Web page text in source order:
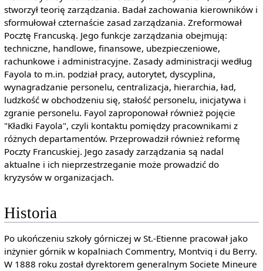
stworzył teorię zarządzania. Badał zachowania kierowników i
sformułował czternaście zasad zarządzania. Zreformował
Pocztę Francuską. Jego funkcje zarządzania obejmują:
techniczne, handlowe, finansowe, ubezpieczeniowe,
rachunkowe i administracyjne. Zasady administracji według
Fayola to m.in. podział pracy, autorytet, dyscyplina,
wynagradzanie personelu, centralizacja, hierarchia, ład,
ludzkość w obchodzeniu się, stałość personelu, inicjatywa i
zgranie personelu. Fayol zaproponował również pojęcie
"Kładki Fayola", czyli kontaktu pomiędzy pracownikami z
różnych departamentów. Przeprowadził również reformę
Poczty Francuskiej. Jego zasady zarządzania są nadal
aktualne i ich nieprzestrzeganie może prowadzić do
kryzysów w organizacjach.
Historia
Po ukończeniu szkoły górniczej w St.-Etienne pracował jako
inżynier górnik w kopalniach Commentry, Montviq i du Berry.
W 1888 roku został dyrektorem generalnym Societe Mineure